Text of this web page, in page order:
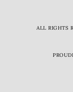
ALL RIGHTS